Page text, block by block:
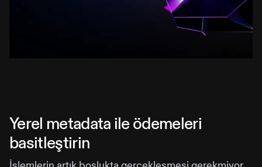
Yerel metadata ile ödemeleri
basitleştirin